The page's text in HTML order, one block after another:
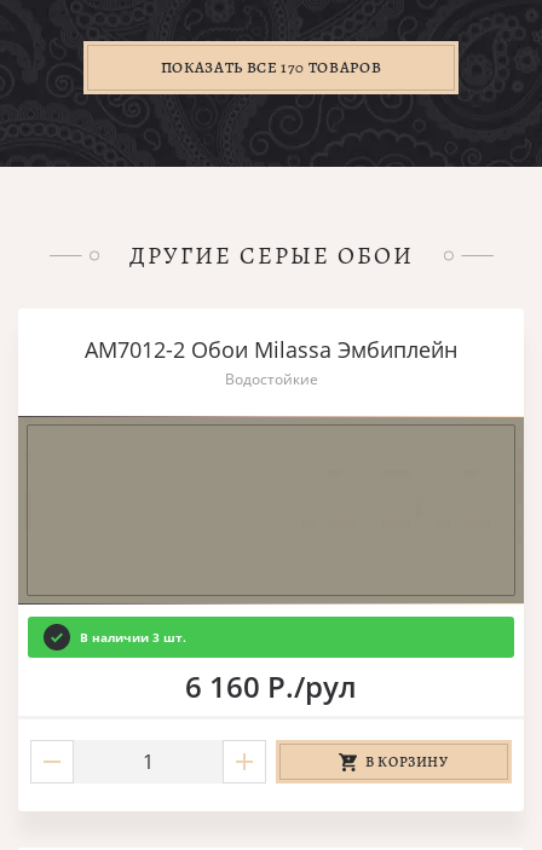
ПОКАЗАТЬ ВСЕ 170 ТОВАРОВ
ДРУГИЕ СЕРЫЕ ОБОИ
AM7012-2 Обои Milassa Эмбиплейн
Водостойкие
В наличии 3 шт.
6 160 Р./рул
В КОРЗИНУ